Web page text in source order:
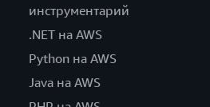
инструментарий
.NET на AWS
Python на AWS
Java на AWS